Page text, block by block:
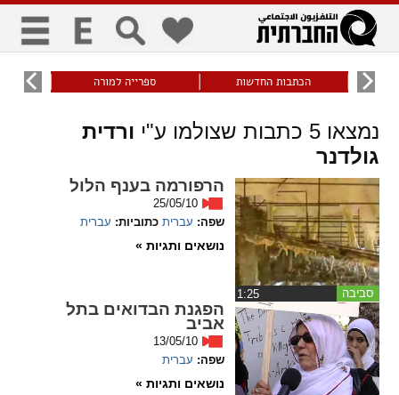
כללי
visibility_off
ביטול הבהובים
keyboard
ניווט מקלדת סימון כותרות
זום
zoom_out
התרחק
גופנים
remove_circle_outline
Decrease font
Increase font
הכתבות החדשות ספרייה למורה עוני
נמצאו5 כתבות שצולמו ע"י ורדית
גולדנר
סביבה
הרפורמה בענף הלול
25/05/10
שפה: עברית כתוביות: עברית
נושאים ותגיות »
הפגנת הבדואים בתל
אביב
13/05/10
שפה: עברית
נושאים ותגיות »